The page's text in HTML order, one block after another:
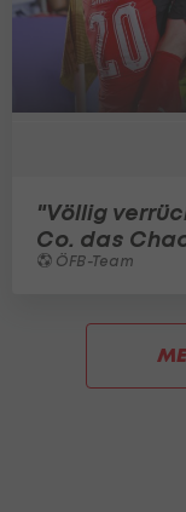
"Völlig
Co. das
ÖFB-Team